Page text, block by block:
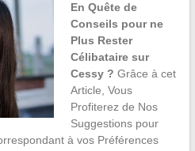
En Quête de
Conseils pour ne
Plus Rester
Célibataire sur
Cessy ? Grâce à cet
Article, Vous
Profiterez de Nos
Suggestions pour
à vos Préférences